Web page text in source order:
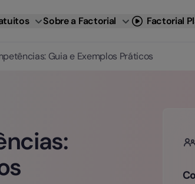
Sobre a Factorial Factorial
Guia e Exemplos Práticos